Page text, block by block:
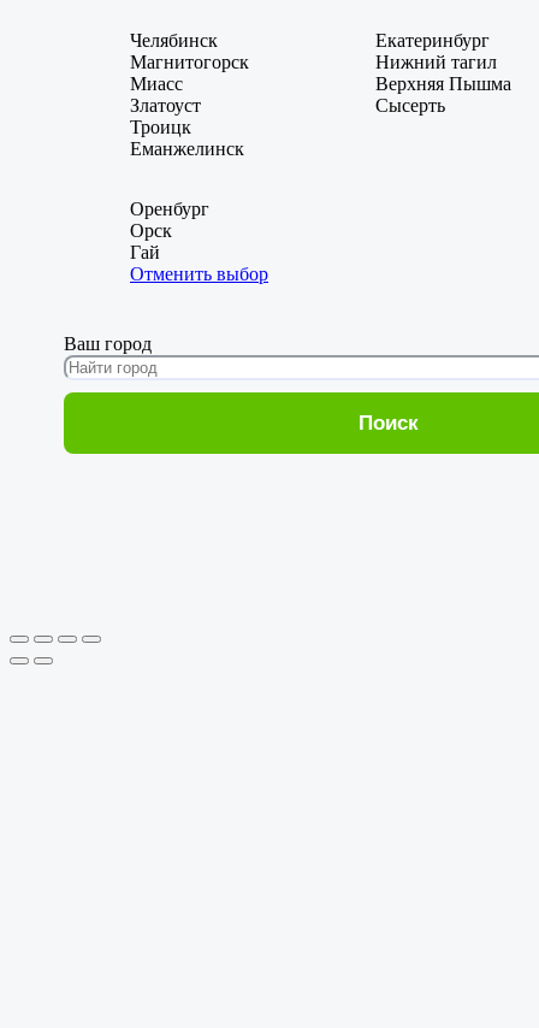
Челябинск
Магнитогорск
Миасс
Златоуст
Троицк
Еманжелинск
Екатеринбург
Нижний тагил
Верхняя Пышма
Сысерть
Оренбург
Орск
Гай
Отменить выбор
Ваш город
Поиск